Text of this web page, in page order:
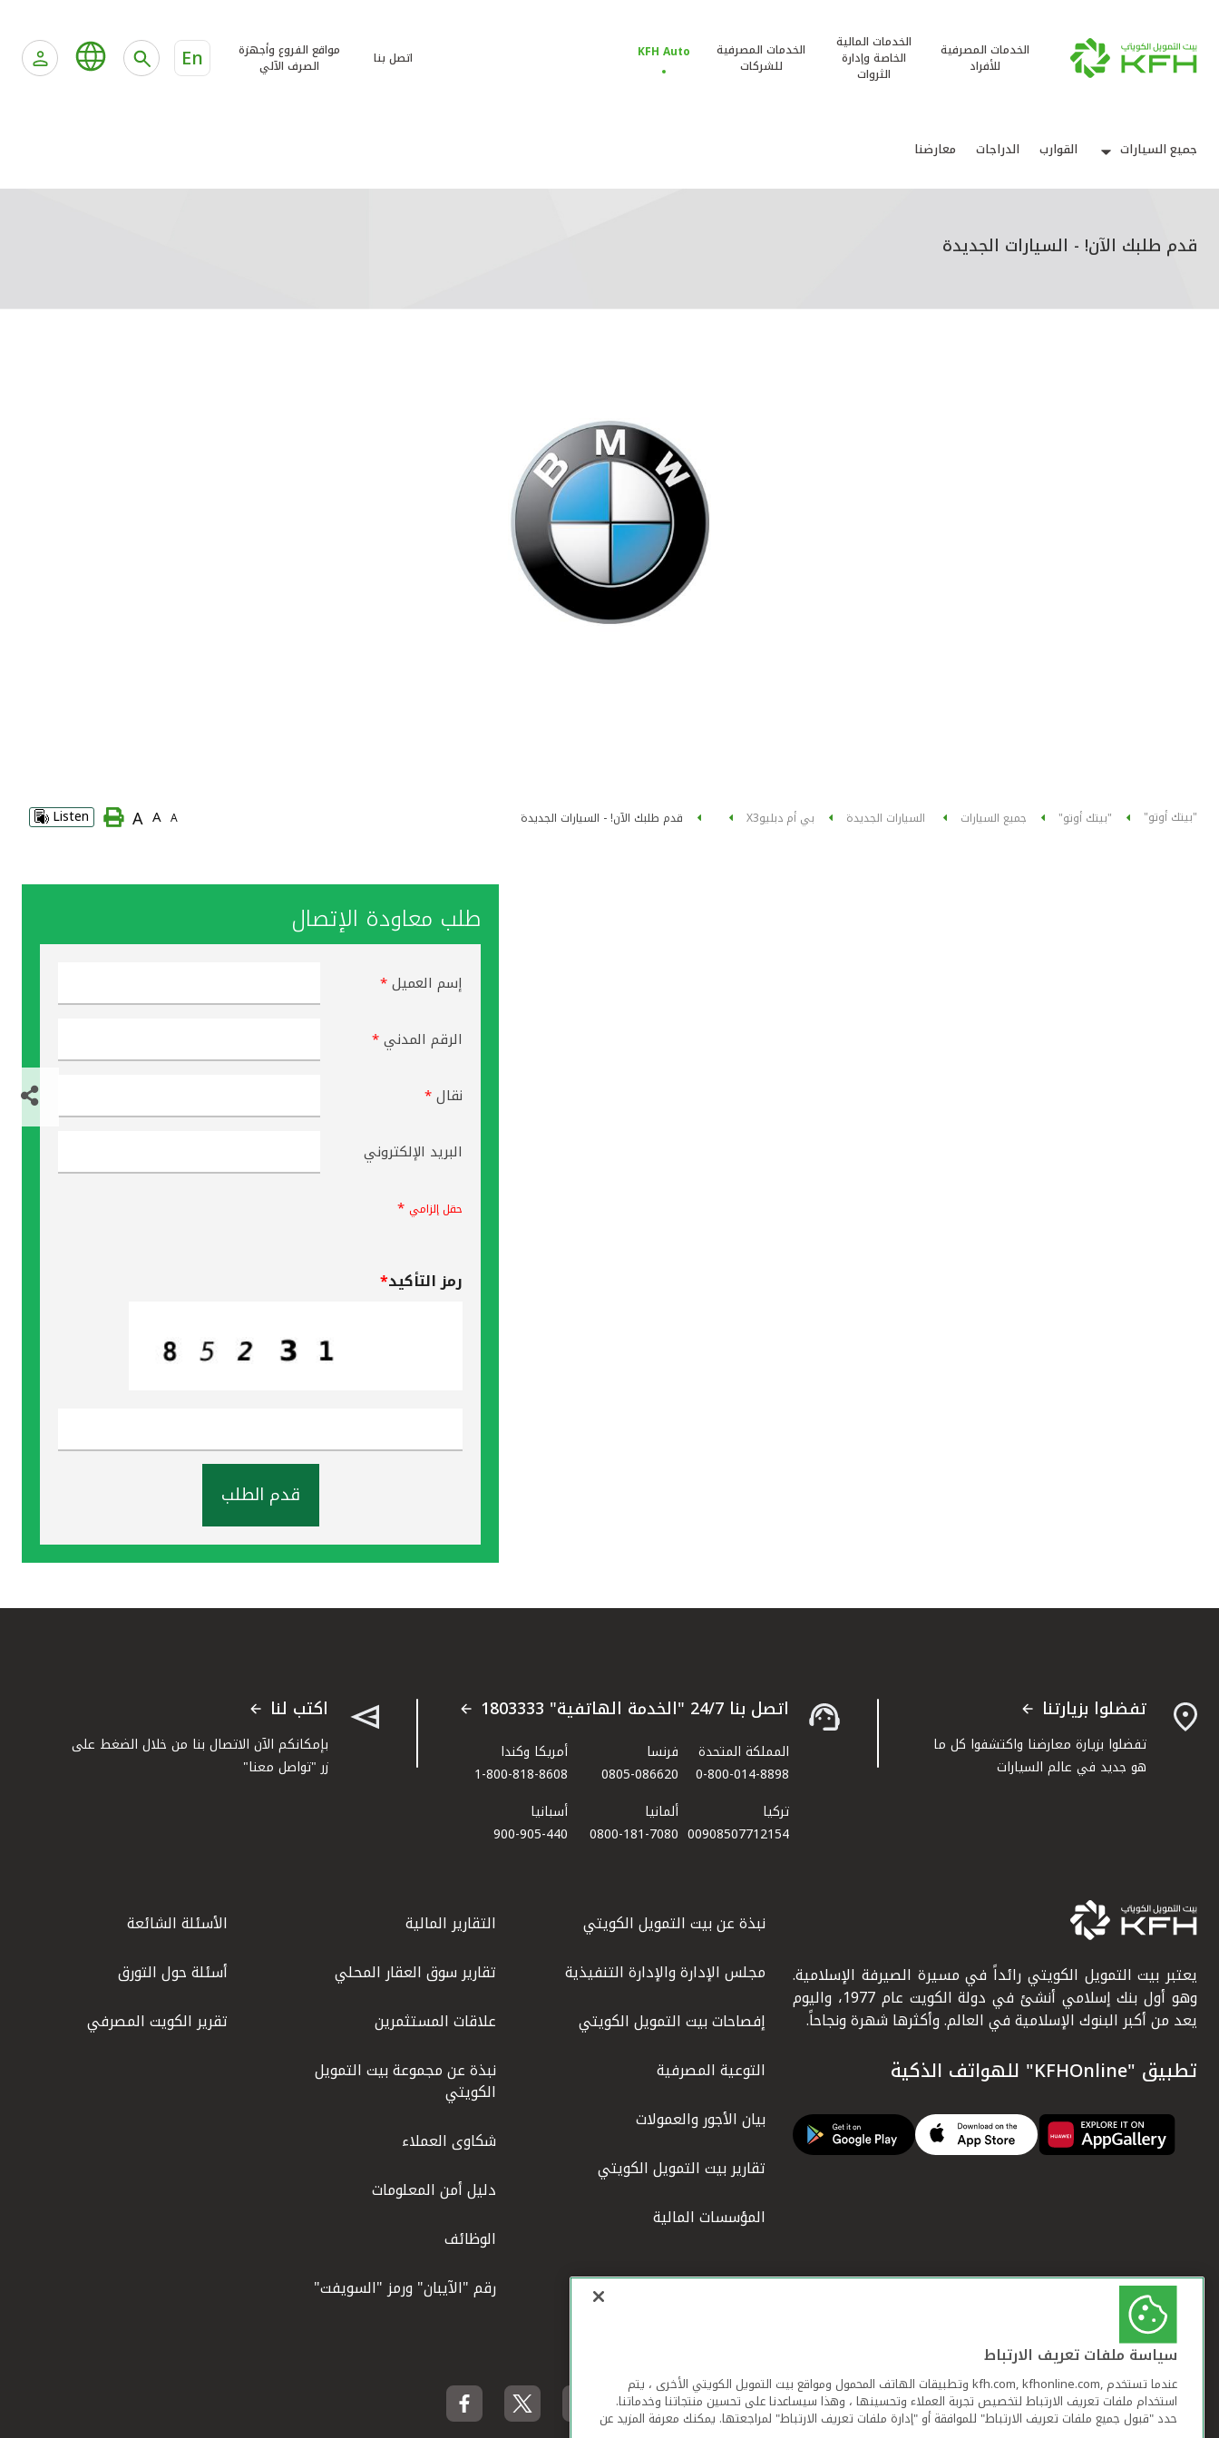
الخدمات المصرفية
للأفراد
الخدمات المالية
الخاصة وإدارة
الثروات
الخدمات المصرفية
للشركات
KFH Auto اتصل بنا
مواقع الفروع وأجهزة
الصرف الآلي
En
جميع السيارات القوارب الدراجات معارضنا
قدم طلبك الآن! - السيارات الجديدة
"بيتك أوتو" "بيتك أوتو" جميع السيارات السيارات الجديدة بي أم دبليوX3 قدم طلبك الآن! - السيارات الجديدة A
A
A
Listen
طلب معاودة الإتصال
إسم العميل*
الرقم المدني*
نقال*
البريد الإلكتروني
حقل إلزامي *
رمز التأكيد*
قدم الطلب
تفضلوا بزيارتنا
تفضلوا بزيارة معارضنا واكتشفوا كل ما
هو جديد في عالم السيارات
اتصل بنا 24/7 "الخدمة الهاتفية" 1803333
المملكة المتحدة
0-800-014-8898
فرنسا
0805-086620
أمريكا وكندا
1-800-818-8608
تركيا
00908507712154​
ألمانيا
0800-181-7080
أسبانيا
900-905-440
اكتب لنا
بإمكانكم الآن الاتصال بنا من خلال الضغط على
زر "تواصل معنا"
يعتبر بيت التمويل الكويتي رائداً في مسيرة الصيرفة الإسلامية.
وهو أول بنك إسلامي أنشئ في دولة الكويت عام 1977، واليوم
يعد من أكبر البنوك الإسلامية في العالم. وأكثرها شهرة ونجاحاً.
تطبيق "KFHOnline" للهواتف الذكية
نبذة عن بيت التمويل الكويتي
مجلس الإدارة والإدارة التنفيذية
إفصاحات بيت التمويل الكويتي
التوعية المصرفية
بيان الأجور والعمولات
تقارير بيت التمويل الكويتي
المؤسسات المالية
التقارير المالية
تقارير سوق العقار المحلي
علاقات المستثمرين
نبذة عن مجموعة بيت التمويل
الكويتي
شكاوى العملاء
دليل أمن المعلومات
الوظائف
رقم "الآيبان" ورمز "السويفت"
الأسئلة الشائعة
أسئلة حول التورق
تقرير الكويت المصرفي
سياسة ملفات تعريف الارتباط
عندما تستخدم ,kfh.com, kfhonline.com وتطبيقات الهاتف المحمول ومواقع بيت التمويل الكويتي الأخرى ، يتم
استخدام ملفات تعريف الارتباط لتخصيص تجربة العملاء وتحسينها ، وهذا سيساعدنا على تحسين منتجاتنا وخدماتنا.
حدد "قبول جميع ملفات تعريف الارتباط" للموافقة أو "إدارة ملفات تعريف الارتباط" لمراجعتها. يمكنك معرفة المزيد عن